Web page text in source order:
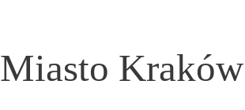
Miasto Kraków